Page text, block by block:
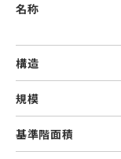
名称
構造
規模
基準階面積